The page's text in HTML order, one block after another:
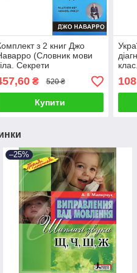
з 2 книг Джо
(Словник мови
Секрети
невербальної комунікації
Я бачу про що ви
₴ 520 ₴
Купити
108
–25%